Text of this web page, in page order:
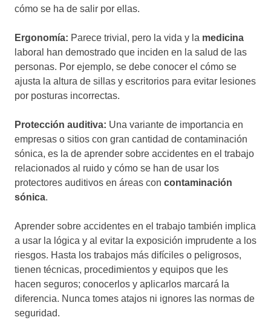
cómo se ha de salir por ellas.
Ergonomía: Parece trivial, pero la vida y la medicina
laboral han demostrado que inciden en la salud de las
personas. Por ejemplo, se debe conocer el cómo se
ajusta la altura de sillas y escritorios para evitar lesiones
por posturas incorrectas.
Protección auditiva: Una variante de importancia en
empresas o sitios con gran cantidad de contaminación
sónica, es la de aprender sobre accidentes en el trabajo
relacionados al ruido y cómo se han de usar los
protectores auditivos en áreas con contaminación
sónica.
Aprender sobre accidentes en el trabajo también implica
a usar la lógica y al evitar la exposición imprudente a los
riesgos. Hasta los trabajos más difíciles o peligrosos,
tienen técnicas, procedimientos y equipos que les
hacen seguros; conocerlos y aplicarlos marcará la
diferencia. Nunca tomes atajos ni ignores las normas de
seguridad.